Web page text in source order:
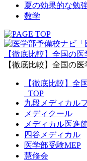
夏の効果的な勉
数学
【徹底比較】全国の
【徹底比較】全国の
【徹底比較】全
_TOP
九段メディカル
メディクール
メディカル医進
四谷メディカル
医学部受験MEP
慧修会